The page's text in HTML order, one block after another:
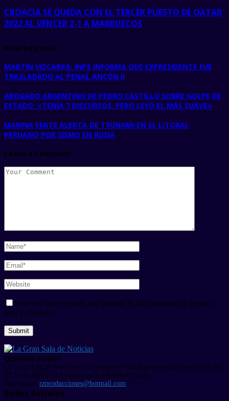
CROACIA SE QUEDA CON EL TERCER PUESTO DE QATAR
2022 AL VENCER 2-1 A MARRUECOS
Related posts
MARTÍN VIZCARRA: INPE INFORMA QUE EXPRESIDENTE FUE
TRASLADADO AL PENAL ANCÓN II
ABOGADO ARGENTINO DE PEDRO CASTILLO SOBRE GOLPE DE
ESTADO: «TENÍA 7 DISCURSOS, PERO LEYÓ EL MÁS SUAVE»
MARINA EMITE ALERTA DE TSUNAMI EN EL LITORAL
PERUANO POR SISMO EN RUSIA
Leave a Comment
Save my name, email, and website in this browser for the next
time I comment.
Quienes Somos
La Gran Sala de Noticias es un programa radial que se emite por la FM del
97.10 de Radio La Estación en la ciudad de Tacna.
Escríbanos: rzproducciones@hotmail.com
Redes Sociales